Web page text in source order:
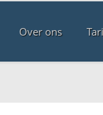
Over ons